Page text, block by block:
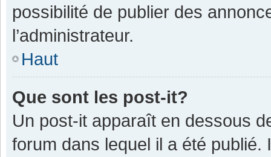
possibilité de publier des
l’administrateur.
Haut
Que sont les post-it?
Un post-it apparaît en dessous
forum dans lequel il a été